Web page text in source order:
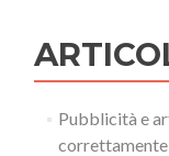
Pubblicità e